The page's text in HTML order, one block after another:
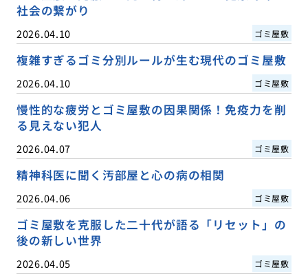
社会の繋がり
2026.04.10 ゴミ屋敷
複雑すぎるゴミ分別ルールが生む現代のゴミ屋敷
2026.04.10 ゴミ屋敷
慢性的な疲労とゴミ屋敷の因果関係！免疫力を削
る見えない犯人
2026.04.07 ゴミ屋敷
精神科医に聞く汚部屋と心の病の相関
2026.04.06 ゴミ屋敷
ゴミ屋敷を克服した二十代が語る「リセット」の
後の新しい世界
2026.04.05 ゴミ屋敷